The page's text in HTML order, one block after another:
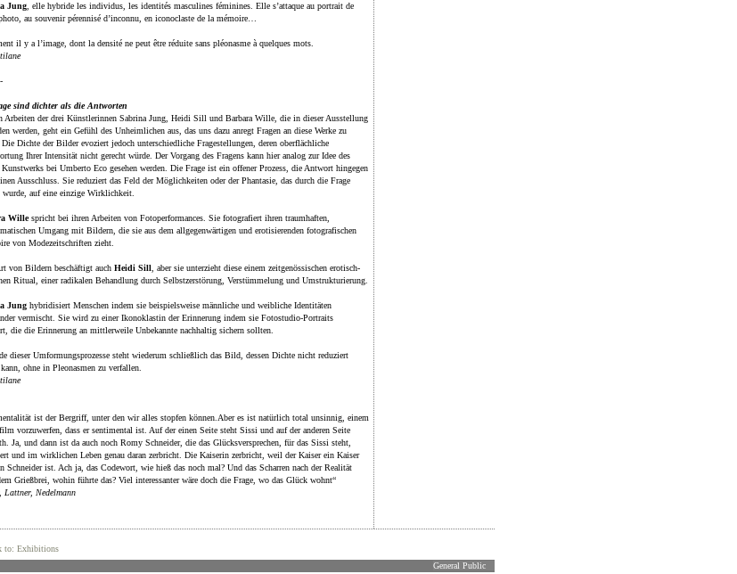
Jung , elle hybride les individus, les identités masculines féminines. Elle s’attaque au portrait de
au souvenir pérennisé d’inconnu, en iconoclaste de la mémoire…
il y a l’image, dont la densité ne peut être réduite sans pléonasme à quelques mots.
sind dichter als die Antworten
Arbeiten der drei Künstlerinnen Sabrina Jung, Heidi Sill und Barbara Wille, die in dieser Ausstellung
werden, geht ein Gefühl des Unheimlichen aus, das uns dazu anregt Fragen an diese Werke zu
Dichte der Bilder evoziert jedoch unterschiedliche Fragestellungen, deren oberflächliche
Ihrer Intensität nicht gerecht würde. Der Vorgang des Fragens kann hier analog zur Idee des
Kunstwerks bei Umberto Eco gesehen werden. Die Frage ist ein offener Prozess, die Antwort hingegen
Ausschluss. Sie reduziert das Feld der Möglichkeiten oder der Phantasie, das durch die Frage
wurde, auf eine einzige Wirklichkeit.
Willespricht bei ihren Arbeiten von Fotoperformances. Sie fotografiert ihren traumhaften,
Umgang mit Bildern, die sie aus dem allgegenwärtigen und erotisierenden fotografischen
von Modezeitschriften zieht.
von Bildern beschäftigt auch Heidi Sill , aber sie unterzieht diese einem zeitgenössischen erotisch-
Ritual, einer radikalen Behandlung durch Selbstzerstörung, Verstümmelung und Umstrukturierung.
Jung hybridisiert Menschen indem sie beispielsweise männliche und weibliche Identitäten
vermischt. Sie wird zu einer Ikonoklastin der Erinnerung indem sie Fotostudio-Portraits
die die Erinnerung an mittlerweile Unbekannte nachhaltig sichern sollten.
dieser Umformungsprozesse steht wiederum schließlich das Bild, dessen Dichte nicht reduziert
ohne in Pleonasmen zu verfallen.
ist der Bergriff, unter den wir alles stopfen können.Aber es ist natürlich total unsinnig, einem
vorzuwerfen, dass er sentimental ist. Auf der einen Seite steht Sissi und auf der anderen Seite
Ja, und dann ist da auch noch Romy Schneider, die das Glücksversprechen, für das Sissi steht,
und im wirklichen Leben genau daran zerbricht. Die Kaiserin zerbricht, weil der Kaiser ein Kaiser
Schneider ist. Ach ja, das Codewort, wie hieß das noch mal? Und das Scharren nach der Realität
Grießbrei, wohin führte das? Viel interessanter wäre doch die Frage, wo das Glück wohnt“
Lattner, Nedelmann
to: Exhibitions
General Public